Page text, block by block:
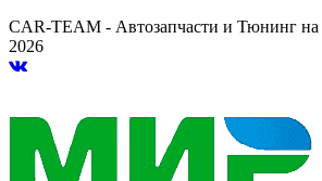
CAR-TEAM - Автозапчасти и Тюнинг
2026